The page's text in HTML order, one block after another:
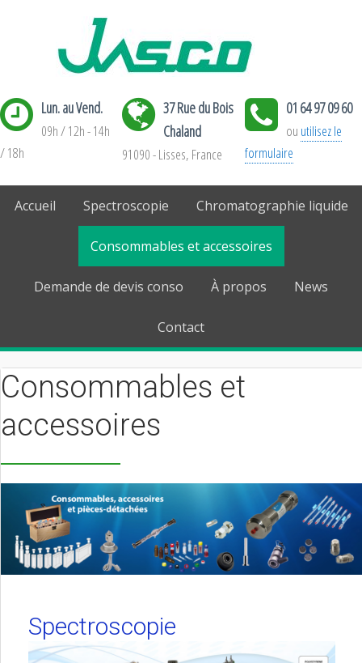
Lun. au Vend.
09h / 12h - 14h
/ 18h
37 Rue du Bois
Chaland
91090 - Lisses, France
01 64 97 09 60
ou utilisez le
formulaire
Accueil Spectroscopie Chromatographie liquide
Consommables et accessoires
Demande de devis conso À propos News
Contact
Consommables et
accessoires
Spectroscopie